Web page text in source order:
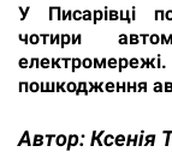
У Писарівці
чотири
пошкодження
Автор:Ксенія